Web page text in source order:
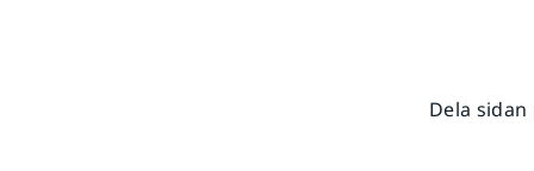
Dela sidan